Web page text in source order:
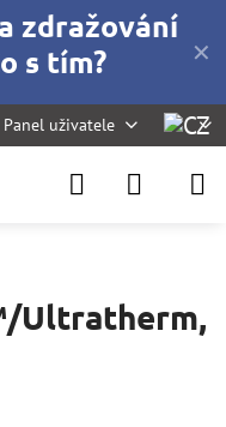
✕
zdražování
s tím?
Panel uživatele
Ultratherm,